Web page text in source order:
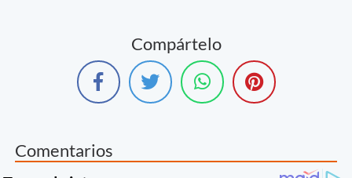
Compártelo
Comentarios